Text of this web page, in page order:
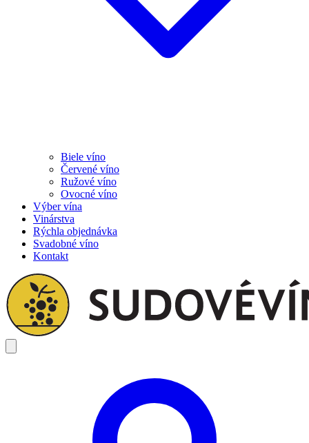
Biele víno
Červené víno
Ružové víno
Ovocné víno
Výber vína
Vinárstva
Rýchla objednávka
Svadobné víno
Kontakt